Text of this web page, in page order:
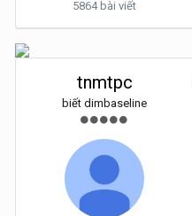
5864 bài viết
tnmtpc
biết dimbaseline